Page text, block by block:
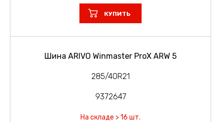
КУПИТЬ
Шина ARIVO Winmaster ProX ARW 5
285/40R21
9372647
На складе > 16 шт.